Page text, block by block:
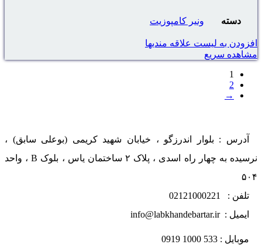
دسته ونیر کامپوزیت
افزودن به لیست علاقه مندیها
مشاهده سریع
1
2
→
آدرس : بلوار اندرزگو ، خیابان شهید کریمی (بوعلی سابق) ،
نرسیده به چهار راه اسدی ، پلاک ۲ ساختمان یاس ، بلوک B ، واحد
۵۰۴
تلفن : 02121000221
ایمیل : info@labkhandebartar.ir
موبایل : 533 1000 0919